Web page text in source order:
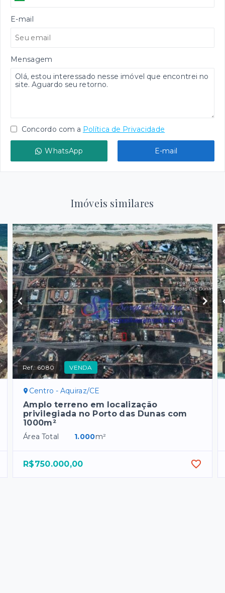
E-mail
Mensagem
Concordo com a Política de Privacidade
WhatsApp E-mail
Imóveis similares
Ref.:6080 VENDA
Centro - Aquiraz/CE
Amplo terreno em localização
privilegiada no Porto das Dunas com
1000m²
Área Total 1.000m²
R$750.000,00